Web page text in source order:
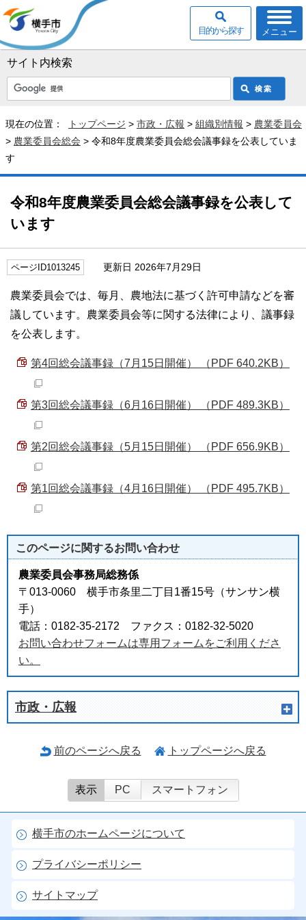
サイト内検索
メニュー
目的から探す
現在の位置： トップページ > 市政・広報 > 組織別情報 > 農業委員会
> 農業委員会総会 > 令和8年度農業委員会総会議事録を公表していま
す
令和8年度農業委員会総会議事録を公表して
います
ページID1013245 更新日 2026年7月29日
農業委員会では、毎月、農地法に基づく許可申請などを審
議しています。農業委員会等に関する法律により、議事録
を公表します。
第4回総会議事録（7月15日開催） （PDF 640.2KB）
第3回総会議事録（6月16日開催） （PDF 489.3KB）
第2回総会議事録（5月15日開催） （PDF 656.9KB）
第1回総会議事録（4月16日開催） （PDF 495.7KB）
このページに関するお問い合わせ
農業委員会事務局総務係
〒013-0060 横手市条里二丁目1番15号（サンサン横
手）
電話：0182-35-2172 ファクス：0182-32-5020
お問い合わせフォームは専用フォームをご利用くださ
い。
市政・広報
前のページへ戻る トップページへ戻る
表示 PC スマートフォン
横手市のホームページについて
プライバシーポリシー
サイトマップ